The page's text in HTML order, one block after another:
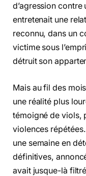
d’agression
entretenait une
reconnu, dans un
victime sous
détruit son
Mais au fil des
une réalité plus
témoigné de viols,
violences
une semaine en
définitives,
avait jusque-là